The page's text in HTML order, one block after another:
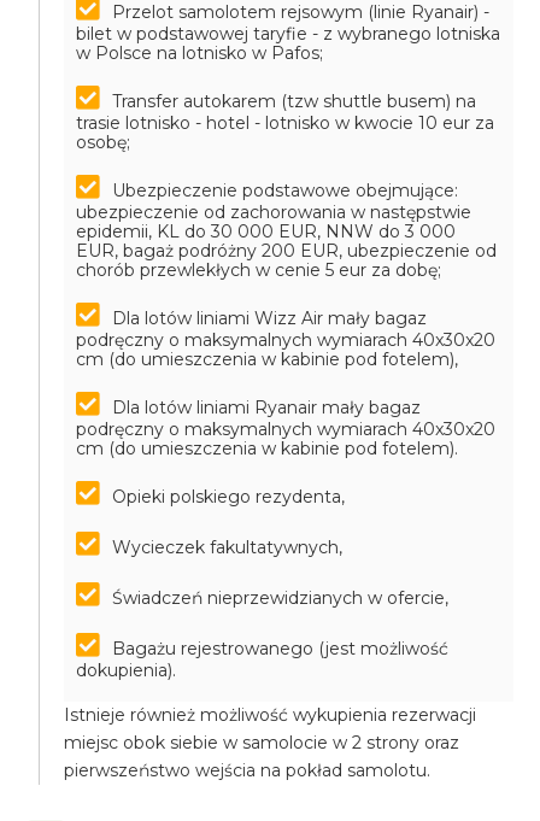
Przelot samolotem rejsowym (linie Ryanair) -
bilet w podstawowej taryfie - z wybranego lotniska
w Polsce na lotnisko w Pafos;
Transfer autokarem (tzw shuttle busem) na
trasie lotnisko - hotel - lotnisko w kwocie 10 eur za
osobę;
Ubezpieczenie podstawowe obejmujące:
ubezpieczenie od zachorowania w następstwie
epidemii, KL do 30 000 EUR, NNW do 3 000
EUR, bagaż podróżny 200 EUR, ubezpieczenie od
chorób przewlekłych w cenie 5 eur za dobę;
Dla lotów liniami Wizz Air mały bagaz
podręczny o maksymalnych wymiarach 40x30x20
cm (do umieszczenia w kabinie pod fotelem),
Dla lotów liniami Ryanair mały bagaz
podręczny o maksymalnych wymiarach 40x30x20
cm (do umieszczenia w kabinie pod fotelem).
Opieki polskiego rezydenta,
Wycieczek fakultatywnych,
Świadczeń nieprzewidzianych w ofercie,
Bagażu rejestrowanego (jest możliwość
dokupienia).
Istnieje również możliwość wykupienia rezerwacji
miejsc obok siebie w samolocie w 2 strony oraz
pierwszeństwo wejścia na pokład samolotu.